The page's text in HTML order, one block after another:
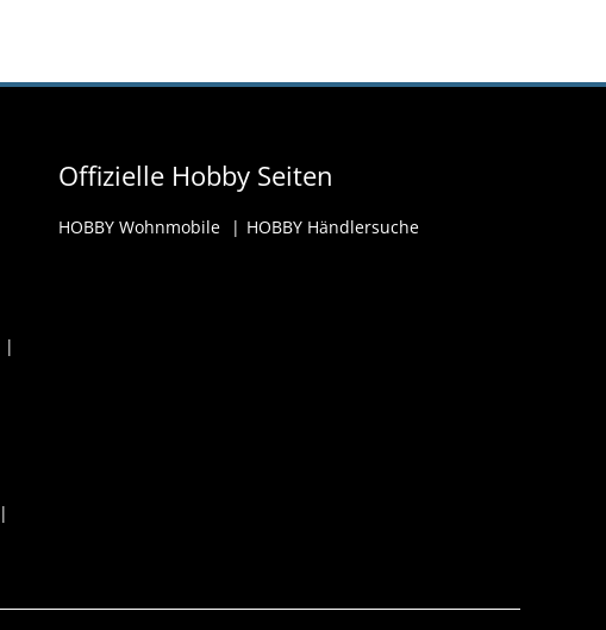
Offizielle Hobby Seiten
HOBBY Wohnmobile HOBBY Händlersuche